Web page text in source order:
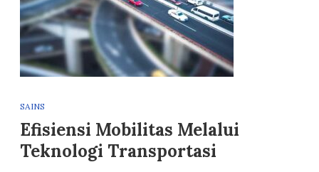
SAINS
Efisiensi Mobilitas Melalui
Teknologi Transportasi